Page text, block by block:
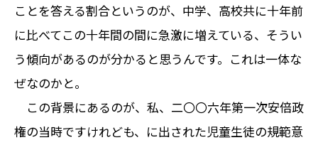
ことを答える割合というのが、中学、高校共に十年前
に比べてこの十年間の間に急激に増えている、そうい
う傾向があるのが分かると思うんです。これは一体な
ぜなのかと。
この背景にあるのが、私、二〇〇六年第一次安倍政
権の当時ですけれども、に出された児童生徒の規範意